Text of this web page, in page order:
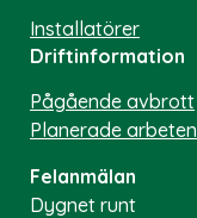
Installatörer
Driftinformation
Pågående avbrott
Planerade arbeten
Felanmälan
Dygnet runt